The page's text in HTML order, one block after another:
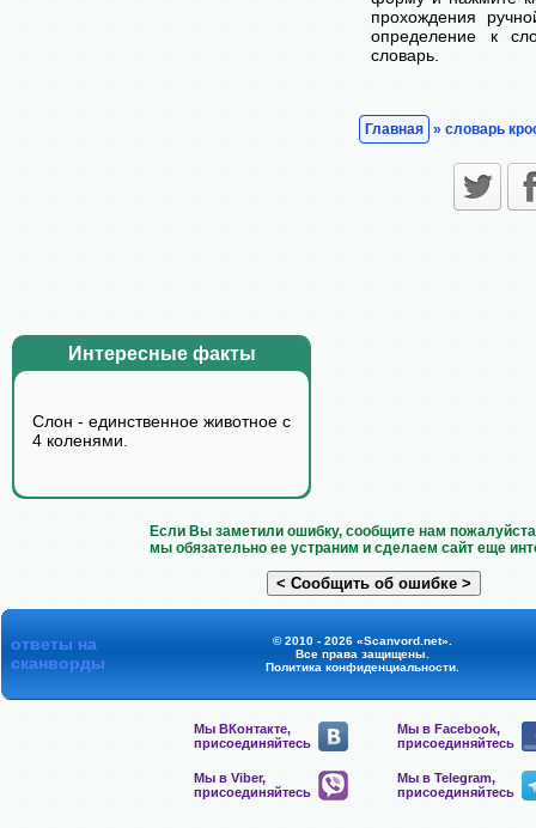
Интересные факты
Слон - единственное животное с
4 коленями.
прохождения
определение к
словарь.
Главная » словарь
Если Вы заметили ошибку, сообщите нам
мы обязательно ее устраним и сделаем сайт еще
ответы на
сканворды
© 2010 - 2026 «Scanvord.net».
Все права защищены.
Политика конфиденциальности.
Мы ВКонтакте,
присоединяйтесь
Мы в Facebook,
присоединяйтесь
Мы в Viber,
присоединяйтесь
Мы в Telegram,
присоединяйтесь